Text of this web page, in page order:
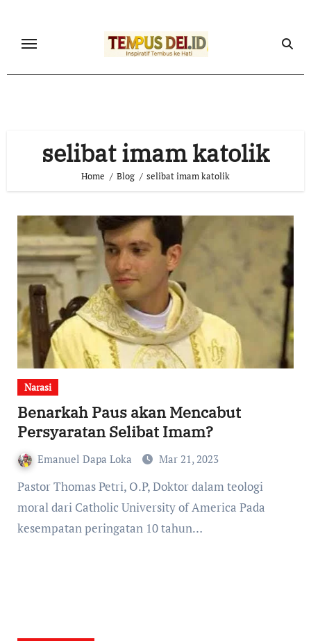
content
selibat imam katolik
Home Blog selibat imam katolik
Narasi
Benarkah Paus akan Mencabut
Persyaratan Selibat Imam?
Emanuel Dapa Loka Mar 21, 2023
Pastor Thomas Petri, O.P, Doktor dalam teologi
moral dari Catholic University of America Pada
kesempatan peringatan 10 tahun…